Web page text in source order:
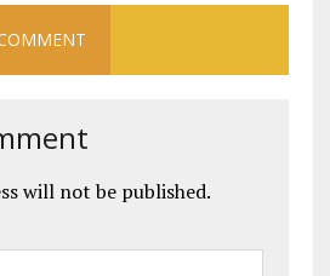
will not be published.